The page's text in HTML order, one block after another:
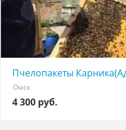
на 2024 год
Пчелопакеты
Омск
4 300 руб.